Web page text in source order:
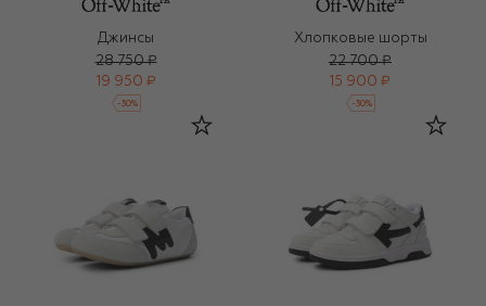
Джинсы
28 750 ₽
19 950 ₽
-30%
Хлопковые шорты
22 700 ₽
15 900 ₽
-30%